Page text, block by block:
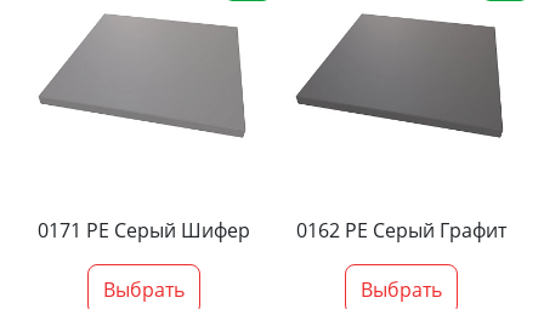
0171 PE Серый Шифер
Выбрать
0162 PE Серый Графит
Выбрать